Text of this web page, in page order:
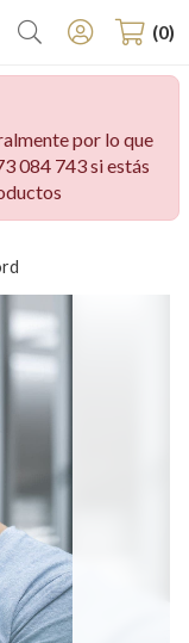
Buscar 0
por lo que
084 743 si estás